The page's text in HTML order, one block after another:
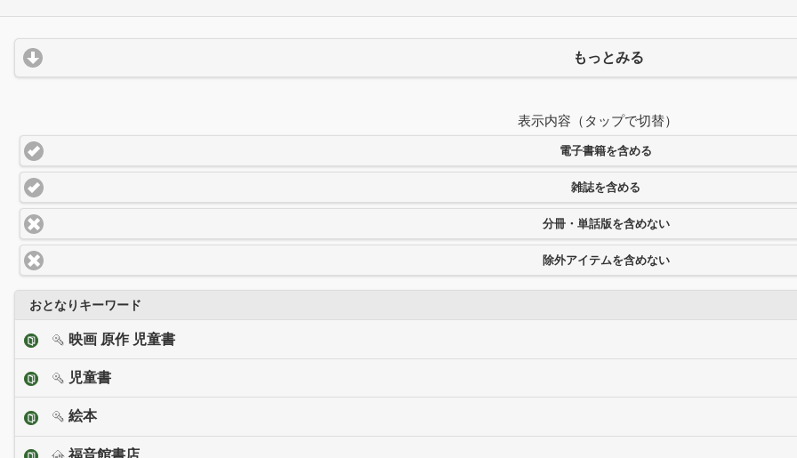
もっとみる
表示内容（タップで切替）
電子書籍を含める
雑誌を含める
分冊・単話版を含めない
除外アイテムを含めない
おとなりキーワード
映画 原作 児童書
児童書
絵本
福音館書店